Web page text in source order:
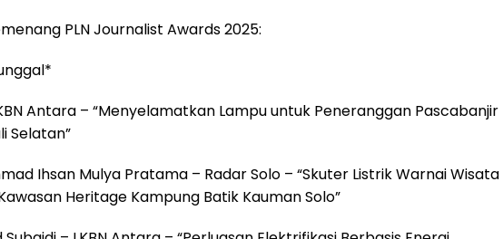
PLN Journalist Awards 2025:
Antara – “Menyelamatkan Lampu untuk Peneranggan Pascabanjir
Selatan”
Ihsan Mulya Pratama – Radar Solo – “Skuter Listrik Warnai Wisata
Heritage Kampung Batik Kauman Solo”